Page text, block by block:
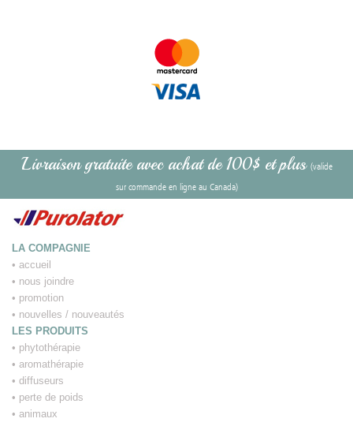
Livraison gratuite avec achat de 100$ et plus (valide
sur commande en ligne au Canada)
LA COMPAGNIE
• accueil
• nous joindre
• promotion
• nouvelles / nouveautés
LES PRODUITS
• phytothérapie
• aromathérapie
• diffuseurs
• perte de poids
• animaux